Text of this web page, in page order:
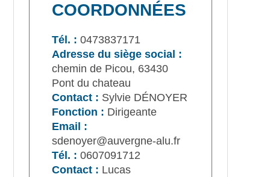
COORDONNÉES
Tél. : 0473837171
Adresse du siège social :
chemin de Picou, 63430
Pont du chateau
Contact : Sylvie DÉNOYER
Fonction : Dirigeante
Email :
sdenoyer@auvergne-alu.fr
Tél. : 0607091712
Contact : Lucas